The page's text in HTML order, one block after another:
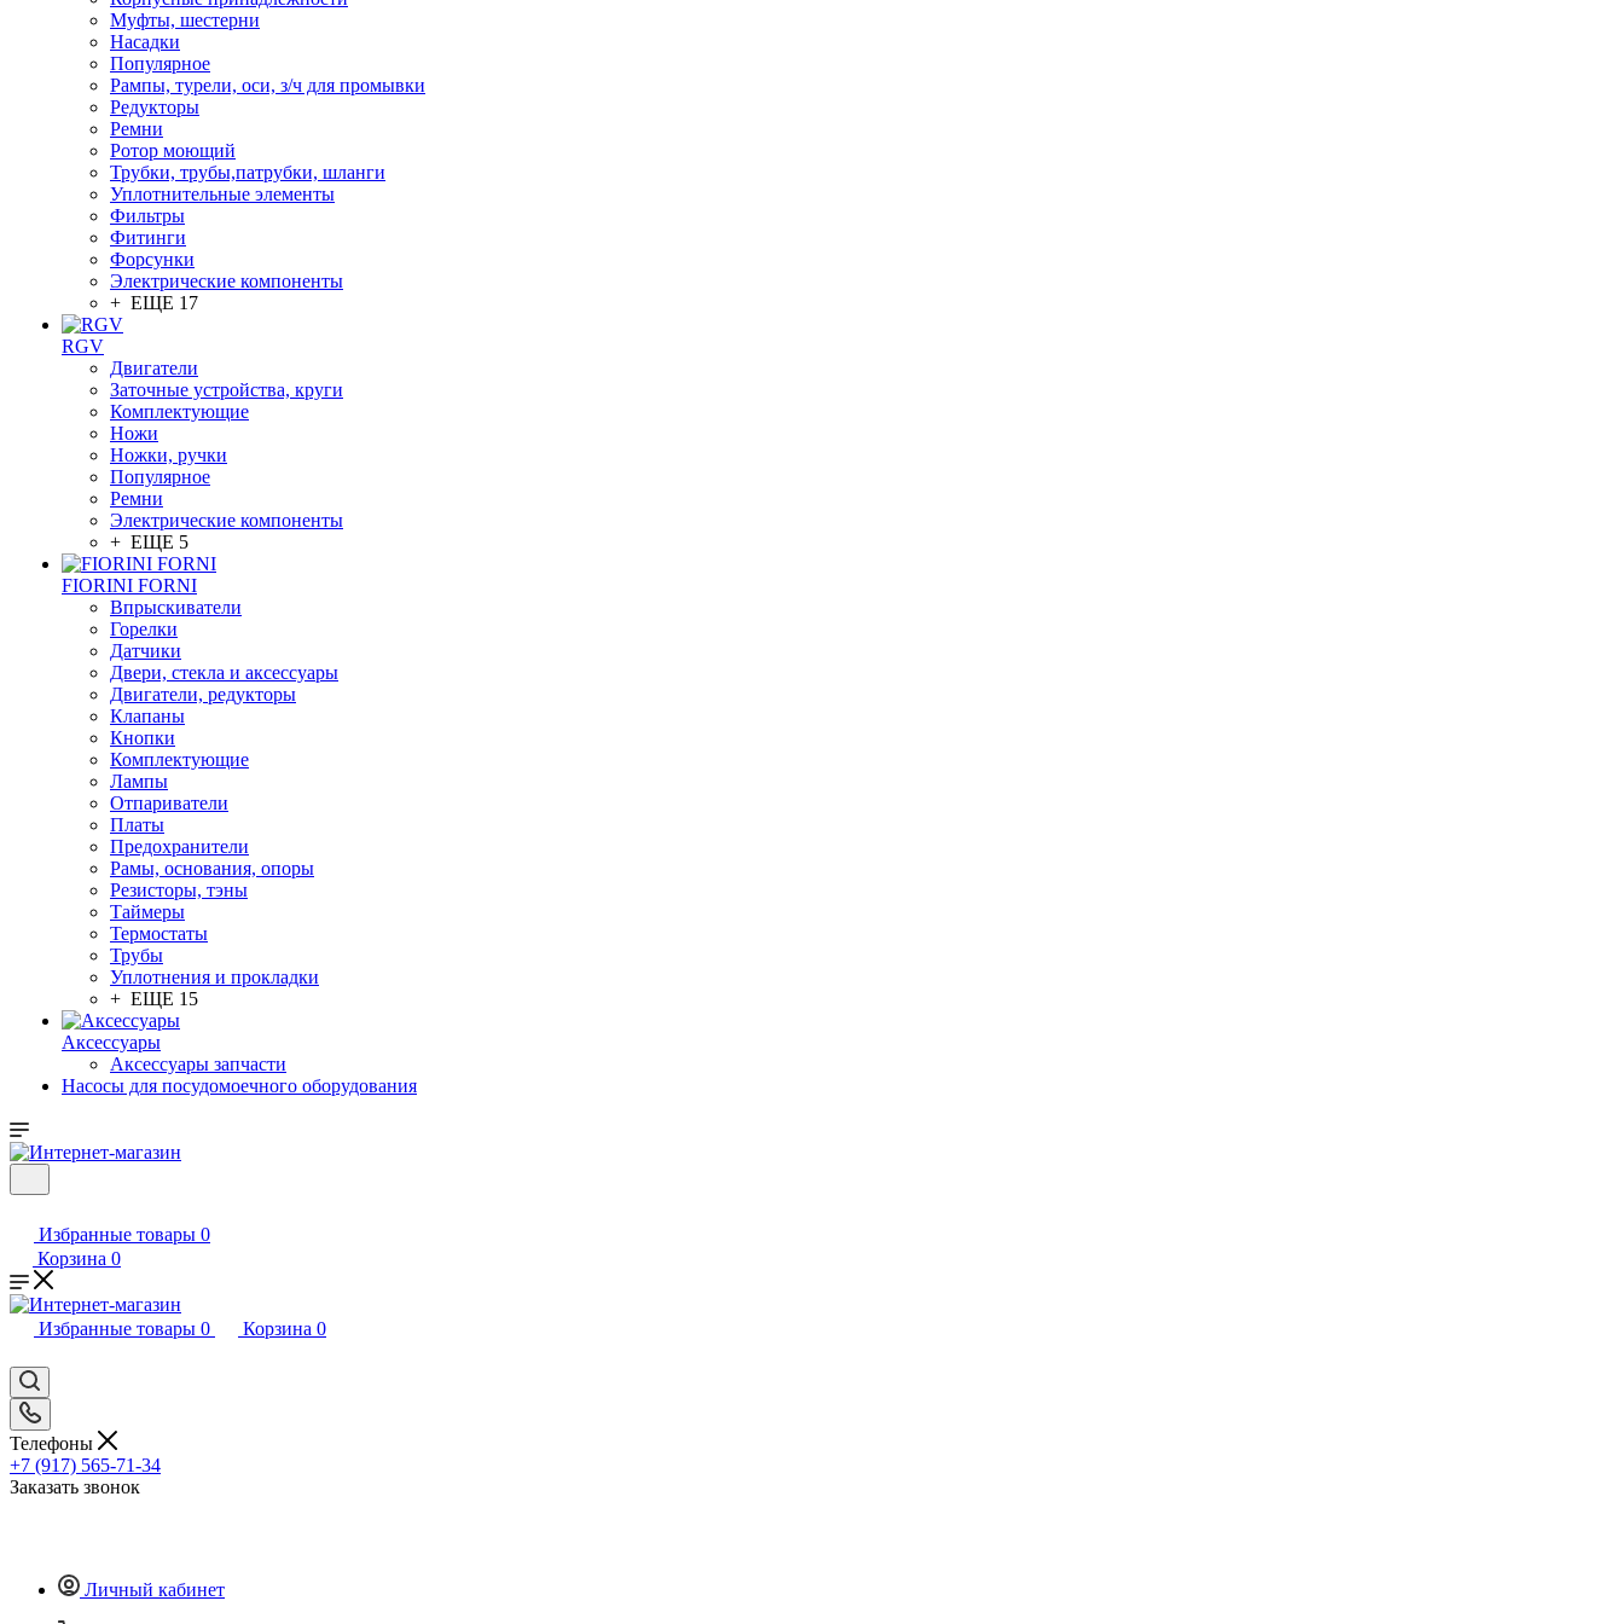
Муфты, шестерни
Насадки
Популярное
Рампы, турели, оси, з/ч для промывки
Редукторы
Ремни
Ротор моющий
Трубки, трубы,патрубки, шланги
Уплотнительные элементы
Фильтры
Фитинги
Форсунки
Электрические компоненты
+ ЕЩЕ 17
RGV
Двигатели
Заточные устройства, круги
Комплектующие
Ножи
Ножки, ручки
Популярное
Ремни
Электрические компоненты
+ ЕЩЕ 5
FIORINI FORNI
Впрыскиватели
Горелки
Датчики
Двери, стекла и аксессуары
Двигатели, редукторы
Клапаны
Кнопки
Комплектующие
Лампы
Отпариватели
Платы
Предохранители
Рамы, основания, опоры
Резисторы, тэны
Таймеры
Термостаты
Трубы
Уплотнения и прокладки
+ ЕЩЕ 15
Аксессуары
Аксессуары запчасти
Насосы для посудомоечного оборудования
Избранные товары 0
Корзина 0
Избранные товары 0 Корзина 0
Телефоны
+7 (917) 565-71-34
Заказать звонок
Личный кабинет